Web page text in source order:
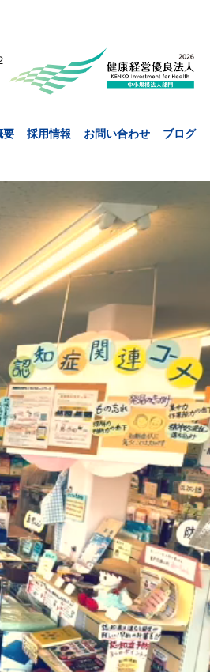
要 採用情報 お問い合わせ ブログ